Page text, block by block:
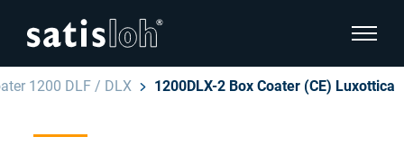
show
1200 DLF / DLX 1200DLX-2 Box Coater (CE) Luxottica